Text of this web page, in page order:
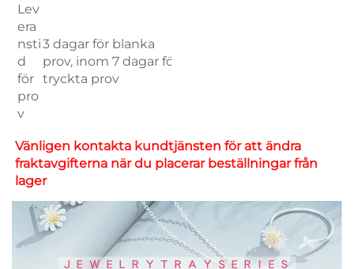
Lev
era
nsti
d
för
pro
v
3 dagar för blanka
prov, inom 7 dagar för
tryckta prov
Vänligen kontakta kundtjänsten för att ändra
fraktavgifterna när du placerar beställningar från
lager